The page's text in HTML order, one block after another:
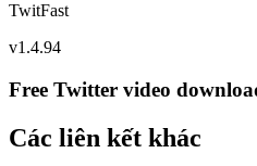
TwitFast
v1.4.94
Free Twitter video
Các liên kết khác